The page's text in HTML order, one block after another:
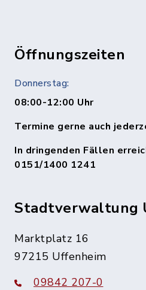
Öffnungszeiten
Donnerstag:
08:00-12:00 Uhr
Termine gerne auch
In dringenden Fällen
0151/1400 1241
Stadtverwaltung
Marktplatz 16
97215 Uffenheim
09842 207-0